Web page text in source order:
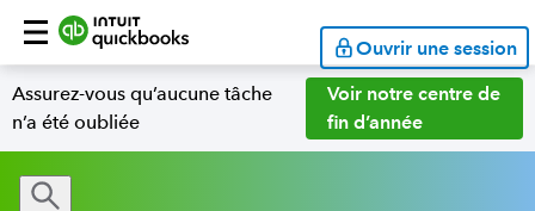
Ouvrir une session
Assurez-vous qu’aucune tâche
n’a été oubliée
Voir notre centre de
fin d’année